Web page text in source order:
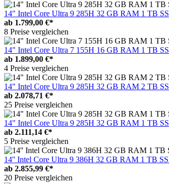
14" Intel Core Ultra 9 285H 32 GB RAM 1 TB
ab 1.799,00 €*
8 Preise vergleichen
14" Intel Core Ultra 7 155H 16 GB RAM 1 TB
ab 1.899,00 €*
4 Preise vergleichen
14" Intel Core Ultra 9 285H 32 GB RAM 2 TB
ab 2.078,71 €*
25 Preise vergleichen
14" Intel Core Ultra 9 285H 32 GB RAM 1 TB
ab 2.111,14 €*
5 Preise vergleichen
14'' Intel Core Ultra 9 386H 32 GB RAM 1 TB
ab 2.855,99 €*
20 Preise vergleichen